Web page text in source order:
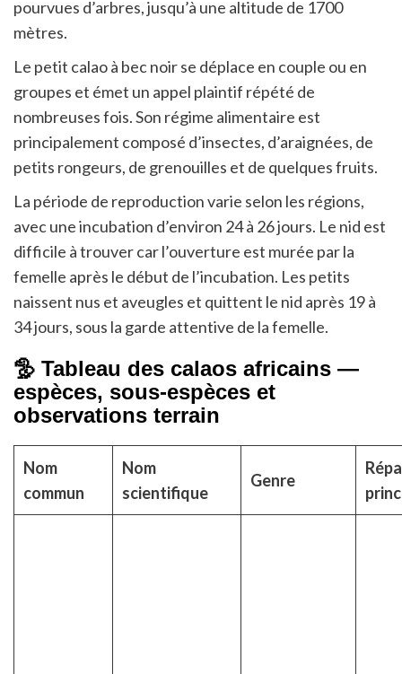
pourvues d’arbres, jusqu’à une altitude de 1700
mètres.
Le petit calao à bec noir se déplace en couple ou en
groupes et émet un appel plaintif répété de
nombreuses fois. Son régime alimentaire est
principalement composé d’insectes, d’araignées, de
petits rongeurs, de grenouilles et de quelques fruits.
La période de reproduction varie selon les régions,
avec une incubation d’environ 24 à 26 jours. Le nid est
difficile à trouver car l’ouverture est murée par la
femelle après le début de l’incubation. Les petits
naissent nus et aveugles et quittent le nid après 19 à
34 jours, sous la garde attentive de la femelle.
🦤 Tableau des calaos africains —
espèces, sous-espèces et
observations terrain
Nom
commun
Nom
scientifique
Genre